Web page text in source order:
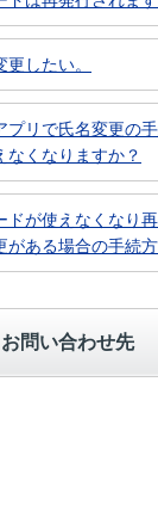
したい。
プリで氏名変更の手
なくなりますか？
ドが使えなくなり
がある場合の手続方
お問い合わせ先